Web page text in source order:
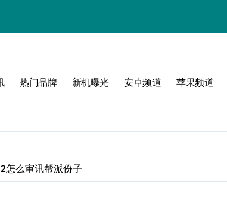
热门品牌 新机曝光 安卓频道 苹果频道
怎么审讯帮派份子